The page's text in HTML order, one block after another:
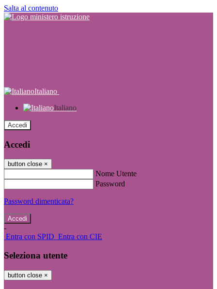
Salta al contenuto
Italiano
Italiano
Accedi
Accedi
button close ×
Nome Utente
Password
Password dimenticata?
-
Entra con SPID Entra con CIE
Seleziona utente
button close ×